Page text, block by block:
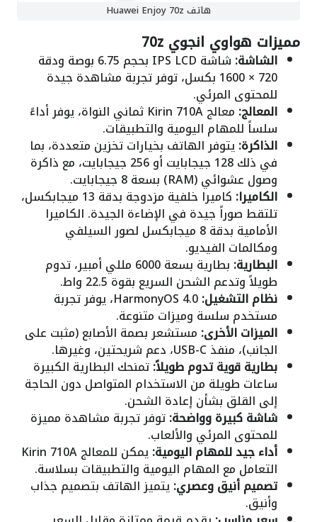
هاتف Huawei Enjoy 70z
مميزات هواوي انجوي 70z
الشاشة: شاشة IPS LCD بحجم 6.75 بوصة ودقة
720 × 1600 بكسل، توفر تجربة مشاهدة جيدة
للمحتوى المرئي.
المعالج: معالج Kirin 710A ثماني النواة، يوفر أداءً
سلساً للمهام اليومية والتطبيقات.
الذاكرة:يتوفر الهاتف بخيارات تخزين متعددة، بما
في ذلك 128 جيجابايت أو 256 جيجابايت، مع ذاكرة
وصول عشوائي (RAM) بسعة 8 جيجابايت.
الكاميرا: كاميرا خلفية مزدوجة بدقة 13 ميجابكسل،
تلتقط صوراً جيدة في الإضاءة الجيدة. الكاميرا
الأمامية بدقة 8 ميجابكسل لصور السيلفي
ومكالمات الفيديو.
البطارية: بطارية بسعة 6000 مللي أمبير، تدوم
طويلاً وتدعم الشحن السريع بقوة 22.5 واط.
نظام التشغيل: HarmonyOS 4.0، يوفر تجربة
مستخدم سلسة وميزات متنوعة.
الميزات الأخرى: مستشعر بصمة الأصابع (مثبت على
الجانب)، منفذ USB-C، دعم شريحتين، وغيرها.
بطارية قوية تدوم طويلاً:تمنحك البطارية الكبيرة
ساعات طويلة من الاستخدام المتواصل دون الحاجة
إلى القلق بشأن إعادة الشحن.
شاشة كبيرة وواضحة:توفر تجربة مشاهدة مميزة
للمحتوى المرئي والألعاب.
أداء جيد للمهام اليومية: يمكن للمعالج Kirin 710A
التعامل مع المهام اليومية والتطبيقات بسلاسة.
تصميم أنيق وعصري:يتميز الهاتف بتصميم جذاب
وأنيق.